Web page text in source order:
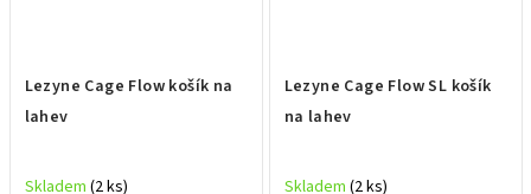
Lezyne Cage Flow košík na
lahev
Skladem (2 ks)
Lezyne Cage Flow SL košík
na lahev
Skladem (2 ks)